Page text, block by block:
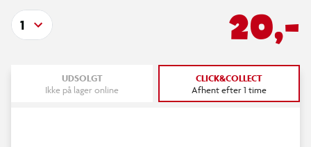
20,-
1
UDSOLGT
Ikke på lager online
CLICK&COLLECT
Afhent efter 1 time